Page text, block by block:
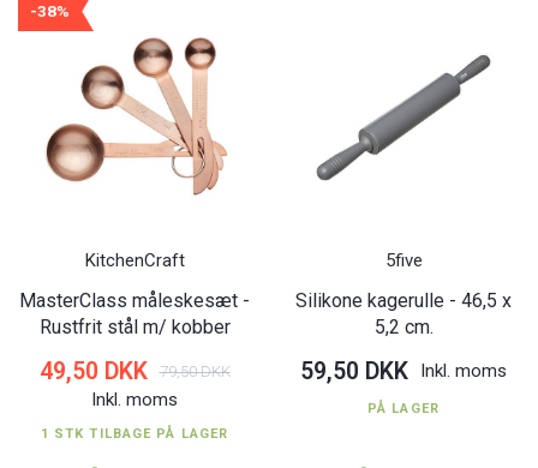
-38%
KitchenCraft
MasterClass måleskesæt -
Rustfrit stål m/ kobber
49,50 DKK 79,50 DKK
Inkl. moms
1 STK TILBAGE PÅ LAGER
5five
Silikone kagerulle - 46,5 x
5,2 cm.
59,50 DKK Inkl. moms
PÅ LAGER